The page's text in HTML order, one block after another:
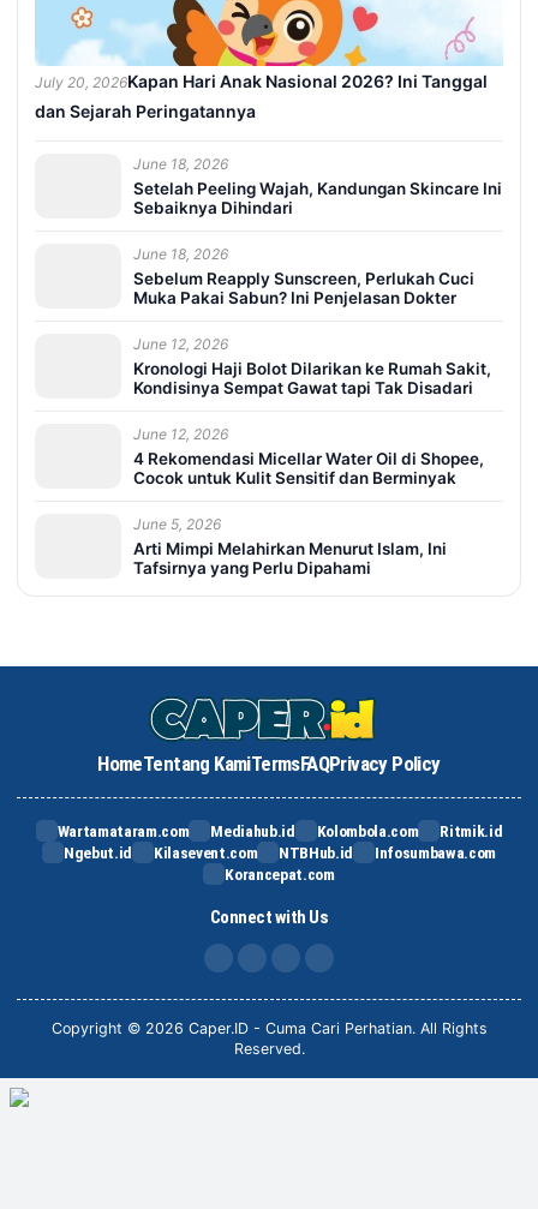
July 20, 2026Kapan Hari Anak Nasional 2026? Ini Tanggal
dan Sejarah Peringatannya
June 18, 2026
Setelah Peeling Wajah, Kandungan Skincare Ini
Sebaiknya Dihindari
June 18, 2026
Sebelum Reapply Sunscreen, Perlukah Cuci
Muka Pakai Sabun? Ini Penjelasan Dokter
June 12, 2026
Kronologi Haji Bolot Dilarikan ke Rumah Sakit,
Kondisinya Sempat Gawat tapi Tak Disadari
June 12, 2026
4 Rekomendasi Micellar Water Oil di Shopee,
Cocok untuk Kulit Sensitif dan Berminyak
June 5, 2026
Arti Mimpi Melahirkan Menurut Islam, Ini
Tafsirnya yang Perlu Dipahami
HomeTentang KamiTermsFAQPrivacy Policy
Wartamataram.com Mediahub.id Kolombola.com
Ritmik.id
Ngebut.id
Kilasevent.com NTBHub.id
Infosumbawa.com
Korancepat.com
Connect with Us
FB IG TikTok
Copyright © 2026 Caper.ID - Cuma Cari Perhatian. All Rights
Reserved.